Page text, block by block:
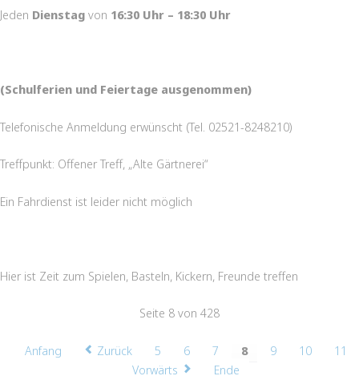
Jeden Dienstag von 16:30 Uhr – 18:30 Uhr
(Schulferien und Feiertage ausgenommen)
Telefonische Anmeldung erwünscht (Tel. 02521-8248210)
Treffpunkt: Offener Treff, „Alte Gärtnerei“
Ein Fahrdienst ist leider nicht möglich
Hier ist Zeit zum Spielen, Basteln, Kickern, Freunde treffen
Seite 8 von 428
Anfang Zurück 5 6 7 8 9 10
11
Vorwärts
Ende